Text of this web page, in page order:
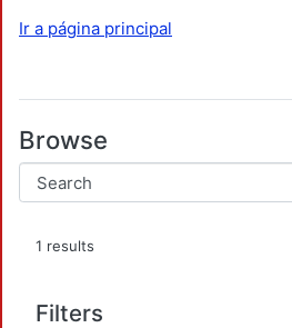
Ir a página principal
Browse
1 results
Filters